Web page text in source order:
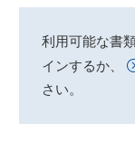
利用可能な書
インするか、
さい。